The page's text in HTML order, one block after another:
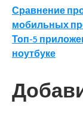
по
записям
Сравнение
мобильных
Топ-5
ноутбуке